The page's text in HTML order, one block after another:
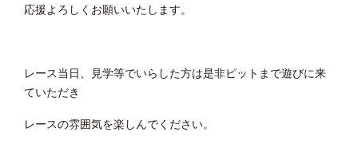
応援よろしくお願いいたします。
レース当日、見学等でいらした方は是非ピットまで遊びに来
ていただき
レースの雰囲気を楽しんでください。